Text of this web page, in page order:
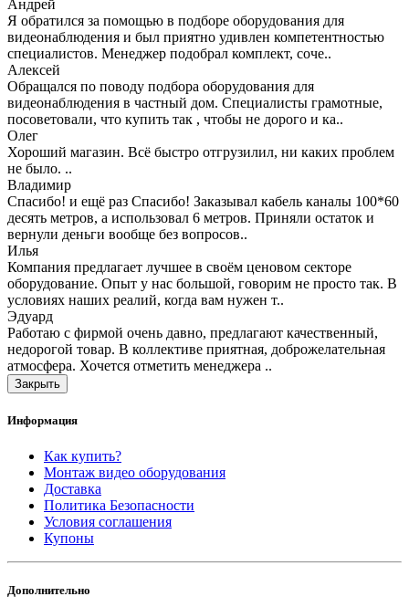
Андрей
Я обратился за помощью в подборе оборудования для
видеонаблюдения и был приятно удивлен компетентностью
специалистов. Менеджер подобрал комплект, соче..
Алексей
Обращался по поводу подбора оборудования для
видеонаблюдения в частный дом. Специалисты грамотные,
посоветовали, что купить так , чтобы не дорого и ка..
Олег
Хороший магазин. Всё быстро отгрузилил, ни каких проблем
не было. ..
Владимир
Спасибо! и ещё раз Спасибо! Заказывал кабель каналы 100*60
десять метров, а использовал 6 метров. Приняли остаток и
вернули деньги вообще без вопросов..
Илья
Компания предлагает лучшее в своём ценовом секторе
оборудование. Опыт у нас большой, говорим не просто так. В
условиях наших реалий, когда вам нужен т..
Эдуард
Работаю с фирмой очень давно, предлагают качественный,
недорогой товар. В коллективе приятная, доброжелательная
атмосфера. Хочется отметить менеджера ..
Закрыть
Информация
Как купить?
Монтаж видео оборудования
Доставка
Политика Безопасности
Условия соглашения
Купоны
Дополнительно